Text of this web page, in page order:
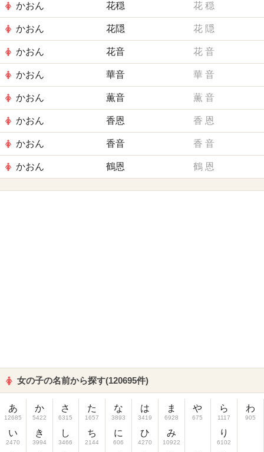
かおん 花穏 花 穏
かおん 花隠 花 隠
かおん 花音 花 音
かおん 華音 華 音
かおん 薫音 薫 音
かおん 香恩 香 恩
かおん 香音 香 音
かおん 鶴恩 鶴 恩
女の子の名前から探す(120695件)
あ
12685
い
2470
か
5422
き
3994
さ
6315
し
3466
た
1657
ち
2144
な
3893
に
606
は
3419
ひ
4270
ま
6928
み
10922
や
675
ら
1117
り
6102
わ
905